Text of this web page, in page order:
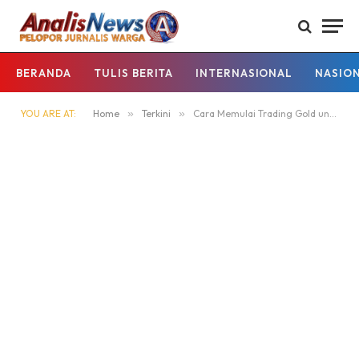
BERANDA TULIS BERITA INTERNASIONAL
YOU ARE AT: Home » Terkini » Cara Memulai Trading Gold untuk Pemula dengan Modal yang Terukur